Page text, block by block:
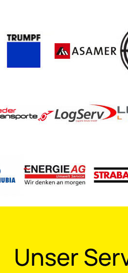
Firmenarealen steuern. Diese
verhindern unbefugtes
Betreten und liefern
Unser